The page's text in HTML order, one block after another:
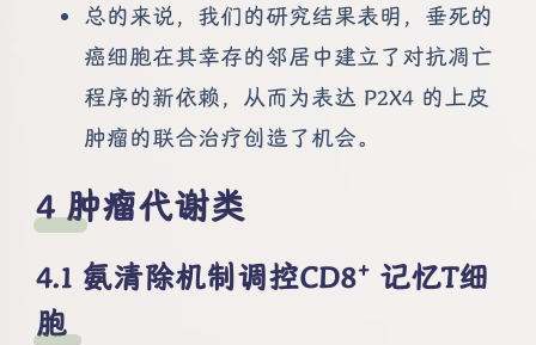
总的来说，我们的研究结果表明，垂死的
癌细胞在其幸存的邻居中建立了对抗凋亡
程序的新依赖，从而为表达 P2X4 的上皮
肿瘤的联合治疗创造了机会。
肿瘤代谢类
氨清除机制调控CD8+ 记忆T细
胞